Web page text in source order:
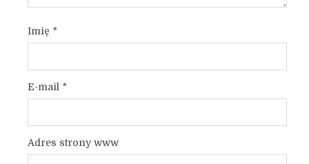
Imię *
E-mail *
Adres strony www